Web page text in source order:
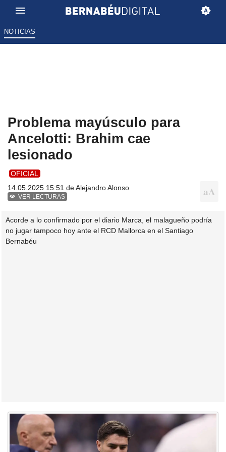
NOTICIAS
Problema mayúsculo para
Ancelotti: Brahim cae
lesionado
OFICIAL
14.05.2025 15:51 deAlejandro Alonso
VER LECTURAS
Acorde a lo confirmado por el diario Marca, el malagueño podría
no jugar tampoco hoy ante el RCD Mallorca en el Santiago
Bernabéu